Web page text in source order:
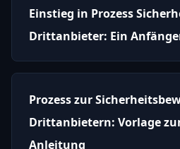
Einstieg in Prozess
Drittanbieter: Ein
Prozess zur
Drittanbietern: Vorlage
Anleitung